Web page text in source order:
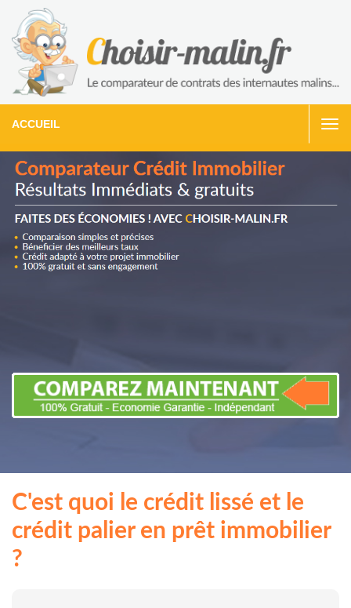
ACCUEIL
C'est quoi le crédit lissé et le
crédit palier en prêt immobilier
?